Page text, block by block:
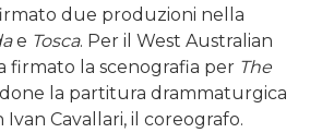
due produzioni nella
e Tosca. Per il West Australian
firmato la scenografia per The
la partitura drammaturgica
Cavallari, il coreografo.